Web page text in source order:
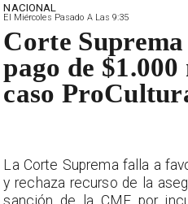
NACIONAL
El Miércoles Pasado A Las 9:35
Corte
pago de
caso
La Corte Suprema falla a
y rechaza recurso de la